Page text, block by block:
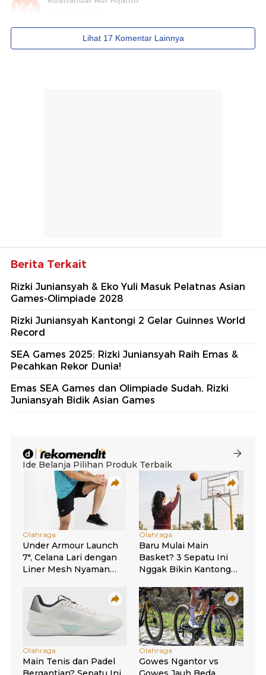
Berita Terkait
Rizki Juniansyah & Eko Yuli Masuk Pelatnas Asian
Games-Olimpiade 2028
Rizki Juniansyah Kantongi 2 Gelar Guinnes World
Record
SEA Games 2025: Rizki Juniansyah Raih Emas &
Pecahkan Rekor Dunia!
Emas SEA Games dan Olimpiade Sudah, Rizki
Juniansyah Bidik Asian Games